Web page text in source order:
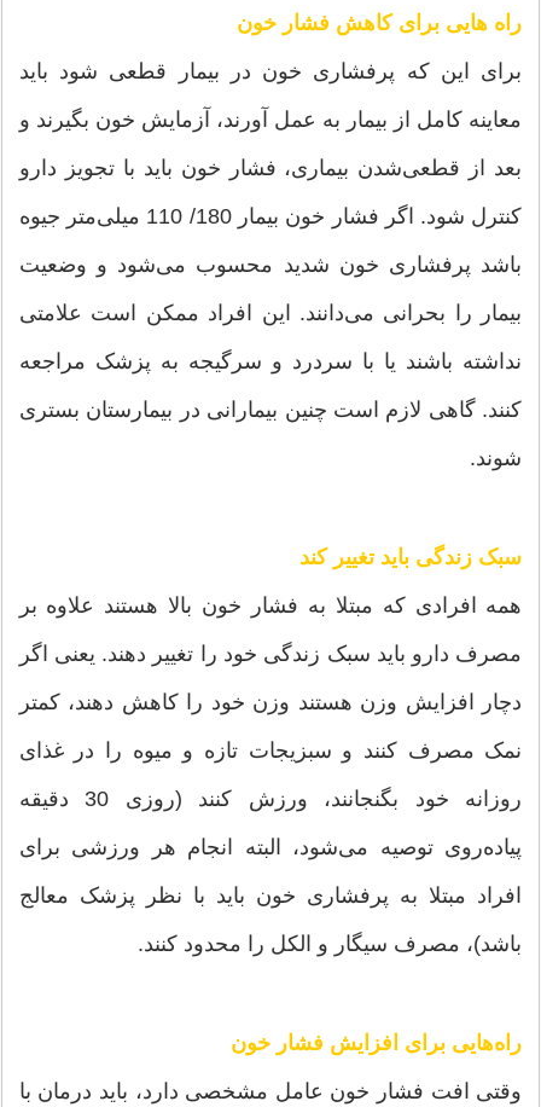
راه هایی برای کاهش فشار خون
برای این که پرفشاری خون در بیمار قطعی شود باید
معاینه کامل از بیمار به عمل آورند، آزمایش خون بگیرند و
بعد از قطعی‌شدن بیماری، فشار خون باید با تجویز دارو
کنترل شود. اگر فشار خون بیمار 180/ 110 میلی‌متر جیوه
باشد پرفشاری خون شدید محسوب می‌شود و وضعیت
بیمار را بحرانی می‌دانند. این افراد ممکن است علامتی
نداشته باشند یا با سردرد و سرگیجه به پزشک مراجعه
کنند. گاهی لازم است چنین بیمارانی در بیمارستان بستری
شوند.
سبک زندگی باید تغییر کند
همه افرادی که مبتلا به فشار خون بالا هستند علاوه بر
مصرف دارو باید سبک زندگی خود را تغییر دهند. یعنی اگر
دچار افزایش وزن هستند وزن خود را کاهش دهند، کمتر
نمک مصرف کنند و سبزیجات تازه و میوه را در غذای
روزانه خود بگنجانند، ورزش کنند (روزی 30 دقیقه
پیاده‌روی توصیه می‌شود، البته انجام هر ورزشی برای
افراد مبتلا به پرفشاری خون باید با نظر پزشک معالج
باشد)، مصرف سیگار و الکل را محدود کنند.
راه‌هایی برای افزایش فشار خون
وقتی افت فشار خون عامل مشخصی دارد، باید درمان با